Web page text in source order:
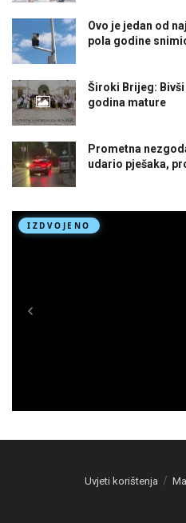
Ovo je jedan od
pola godine
Široki Brijeg:
godina mature
Prometna
udario pješaka,
Uvjeti korištenja